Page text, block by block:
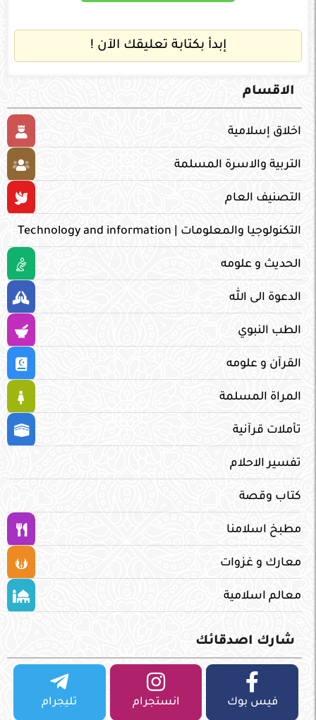
إبدأ بكتابة تعليقك الآن !
الاقسام
اخلاق إسلامية
التربية والاسرة المسلمة
التصنيف العام
التكنولوجيا والمعلومات | Technology and information
الحديث و علومه
الدعوة الى الله
الطب النبوي
القرآن و علومه
المراة المسلمة
تأملات قرآنية
تفسير الاحلام
كتاب وقصة
مطبخ اسلامنا
معارك و غزوات
معالم اسلامية
شارك اصدقائك
فيس بوك انستجرام تليجرام